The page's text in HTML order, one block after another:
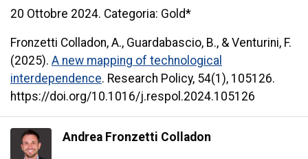
20 Ottobre 2024. Categoria: Gold*
Fronzetti Colladon, A., Guardabascio, B., & Venturini, F.
(2025). A new mapping of technological
interdependence. Research Policy, 54(1), 105126.
https://doi.org/10.1016/j.respol.2024.105126
Andrea Fronzetti Colladon